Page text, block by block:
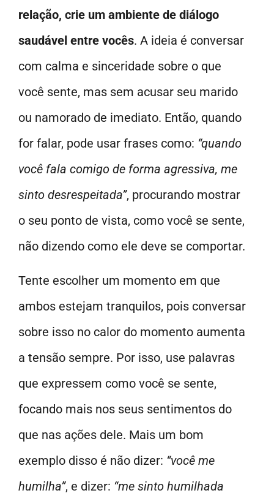
relação, crie um ambiente de diálogo
saudável entre vocês. A ideia é conversar
com calma e sinceridade sobre o que
você sente, mas sem acusar seu marido
ou namorado de imediato. Então, quando
for falar, pode usar frases como: “quando
você fala comigo de forma agressiva, me
sinto desrespeitada”, procurando mostrar
o seu ponto de vista, como você se sente,
não dizendo como ele deve se comportar.
Tente escolher um momento em que
ambos estejam tranquilos, pois conversar
sobre isso no calor do momento aumenta
a tensão sempre. Por isso, use palavras
que expressem como você se sente,
focando mais nos seus sentimentos do
que nas ações dele. Mais um bom
exemplo disso é não dizer: “você me
humilha”, e dizer: “me sinto humilhada